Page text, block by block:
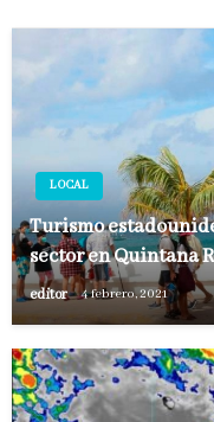
LOCAL
Turismo
sector en Quintana
editor 4 febrero, 2021